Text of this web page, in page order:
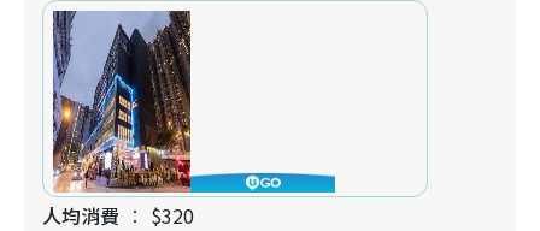
人均消費 $320